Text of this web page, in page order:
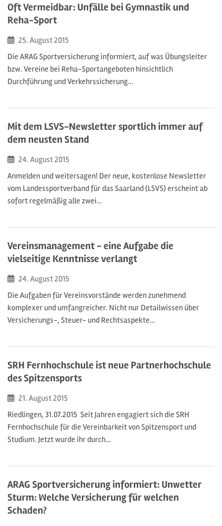
Oft Vermeidbar: Unfälle bei Gymnastik und
Reha-Sport
Beginn:
25. August2015
Die ARAG Sportversicherung informiert, auf was Übungsleiter
bzw. Vereine bei Reha-Sportangeboten hinsichtlich
Durchführung und Verkehrssicherung…
Mit dem LSVS-Newsletter sportlich immer auf
dem neusten Stand
Beginn:
24. August2015
Anmelden und weitersagen! Der neue, kostenlose Newsletter
vom Landessportverband für das Saarland (LSVS) erscheint ab
sofort regelmäßig alle zwei…
Vereinsmanagement - eine Aufgabe die
vielseitige Kenntnisse verlangt
Beginn:
24. August2015
Die Aufgaben für Vereinsvorstände werden zunehmend
komplexer und umfangreicher. Nicht nur Detailwissen über
Versicherungs-, Steuer- und Rechtsaspekte…
SRH Fernhochschule ist neue Partnerhochschule
des Spitzensports
Beginn:
21. August2015
Riedlingen, 31.07.2015  Seit Jahren engagiert sich die SRH
Fernhochschule für die Vereinbarkeit von Spitzensport und
Studium. Jetzt wurde ihr durch…
ARAG Sportversicherung informiert: Unwetter 
Sturm: Welche Versicherung für welchen
Schaden?